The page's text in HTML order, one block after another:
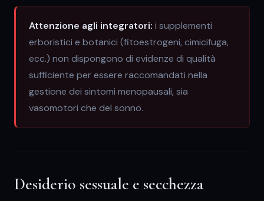
Attenzione agli integratori: i supplementi
erboristici e botanici (fitoestrogeni, cimicifuga,
ecc.) non dispongono di evidenze di qualità
sufficiente per essere raccomandati nella
gestione dei sintomi menopausali, sia
vasomotori che del sonno.
Desiderio sessuale e secchezza